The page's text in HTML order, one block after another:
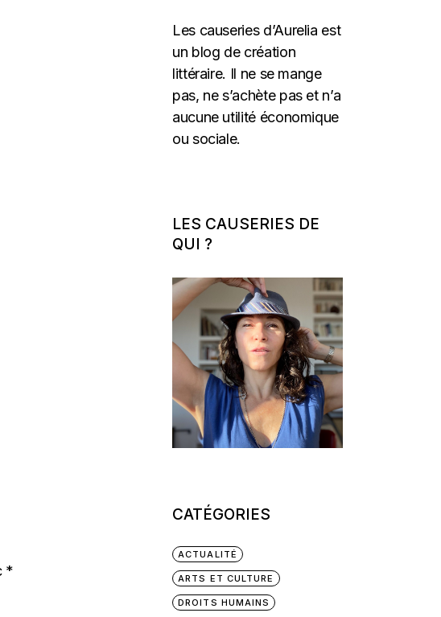
*
Les causeries d’Aurelia est
un blog de création
littéraire. Il ne se mange
pas, ne s’achète pas et n’a
aucune utilité économique
ou sociale.
LES CAUSERIES DE
QUI ?
CATÉGORIES
ACTUALITÉ
ARTS ET CULTURE
DROITS HUMAINS